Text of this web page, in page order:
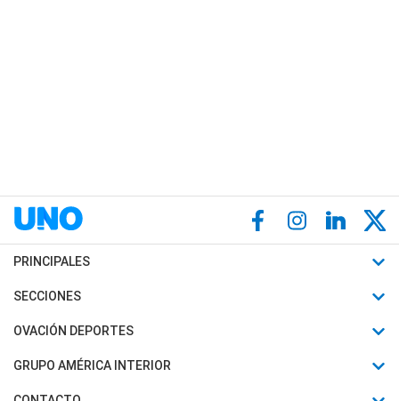
PRINCIPALES
Últimas Noticias
Política
SECCIONES
Horóscopo
Motores
OVACIÓN DEPORTES
Fútbol
Mundial
GRUPO AMÉRICA INTERIOR